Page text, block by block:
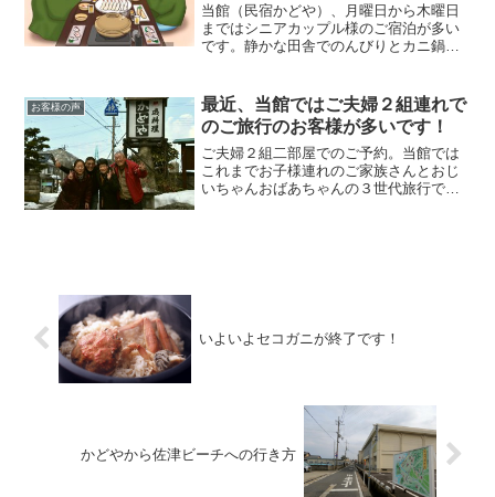
当館（民宿かどや）、月曜日から木曜日
まではシニアカップル様のご宿泊が多い
です。静かな田舎でのんびりとカニ鍋と
を連れて皆で来るよ」って。そのため、
週末はその通りにお越しいただいた三世
代旅行のお客様が多いです。
お客様の声
最近、当館ではご夫婦２組連れで
のご旅行のお客様が多いです！
ご夫婦２組二部屋でのご予約。当館では
これまでお子様連れのご家族さんとおじ
いちゃんおばあちゃんの３世代旅行での
いよいよセコガニが終了です！
かどやから佐津ビーチへの行き方